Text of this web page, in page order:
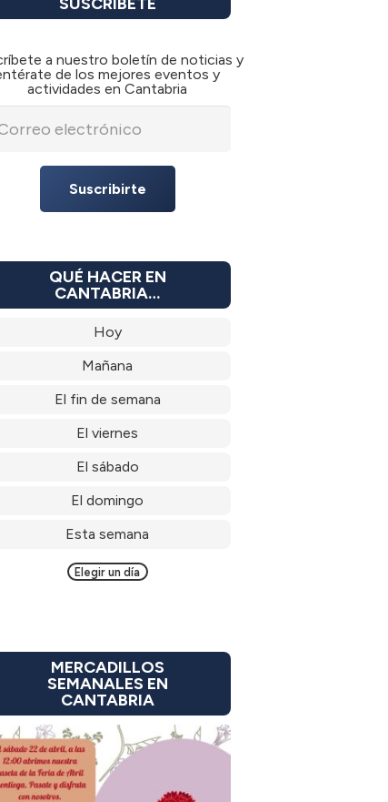
a nuestro boletín de noticias y
de los mejores eventos y
actividades en Cantabria
Suscribirte
QUÉ HACER EN
CANTABRIA…
Hoy
Mañana
El fin de semana
El viernes
El sábado
El domingo
Esta semana
Elegir un día
MERCADILLOS
SEMANALES EN
CANTABRIA